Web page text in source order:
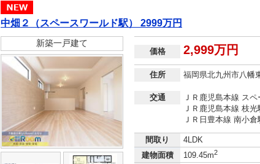
中畑２（スペースワールド駅） 2999万円
新築一戸建て
価格 2,999万円
住所 福岡県北九州市八幡
交通
ＪＲ鹿児島本線 ス
ＪＲ鹿児島本線 枝
ＪＲ日豊本線 南小
間取り
4LDK
建物面積
109.45m2